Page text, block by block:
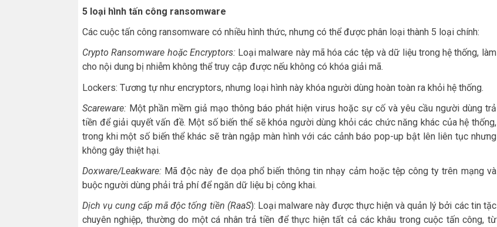
5 loại hình tấn công ransomware
Các cuộc tấn công ransomware có nhiều hình thức, nhưng có thể được phân loại thành 5 loại chính:
Crypto Ransomware hoặc Encryptors:Loại malware này mã hóa các tệp và dữ liệu trong hệ thống, làm
cho nội dung bị nhiễm không thể truy cập được nếu không có khóa giải mã.
Lockers: Tương tự như encryptors, nhưng loại hình này khóa người dùng hoàn toàn ra khỏi hệ thống.
Scareware: Một phần mềm giả mạo thông báo phát hiện virus hoặc sự cố và yêu cầu người dùng trả
tiền để giải quyết vấn đề. Một số biến thể sẽ khóa người dùng khỏi các chức năng khác của hệ thống,
trong khi một số biến thể khác sẽ tràn ngập màn hình với các cảnh báo pop-up bật lên liên tục nhưng
không gây thiệt hại.
Doxware/Leakware: Mã độc này đe dọa phổ biến thông tin nhạy cảm hoặc tệp công ty trên mạng và
buộc người dùng phải trả phí để ngăn dữ liệu bị công khai.
Dịch vụ cung cấp mã độc tống tiền (RaaS): Loại malware này được thực hiện và quản lý bởi các tin tặc
chuyên nghiệp, thường do một cá nhân trả tiền để thực hiện tất cả các khâu trong cuộc tấn công, từ